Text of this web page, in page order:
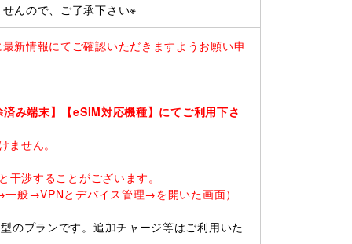
んので、ご了承下さい※
新情報にてご確認いただきますようお願い申
み端末】【eSIM対応機種】にてご利用下さ
せん。
渉することがございます。
般→VPNとデバイス管理→を開いた画面）
のプランです。追加チャージ等はご利用いた